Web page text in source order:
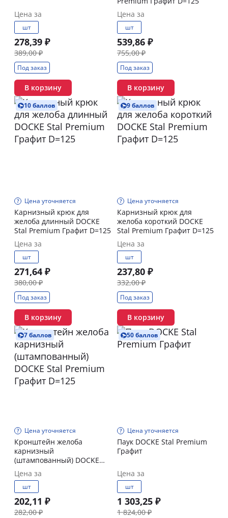
Цена за
шт
278,39 ₽
389,00 ₽
Под заказ
В корзину
Цена за
шт
539,86 ₽
755,00 ₽
Под заказ
В корзину
10 баллов
Цена уточняется
Карнизный крюк для
желоба длинный DOCKE
Stal Premium Графит D=125
Цена за
шт
271,64 ₽
380,00 ₽
Под заказ
В корзину
9 баллов
Цена уточняется
Карнизный крюк для
желоба короткий DOCKE
Stal Premium Графит D=125
Цена за
шт
237,80 ₽
332,00 ₽
Под заказ
В корзину
7 баллов
Цена уточняется
Кронштейн желоба
карнизный
(штампованный) DOCKE
Stal Premium Графит D=125
Цена за
шт
202,11 ₽
282,00 ₽
50 баллов
Цена уточняется
Паук DOCKE Stal Premium
Графит
Цена за
шт
1 303,25 ₽
1 824,00 ₽